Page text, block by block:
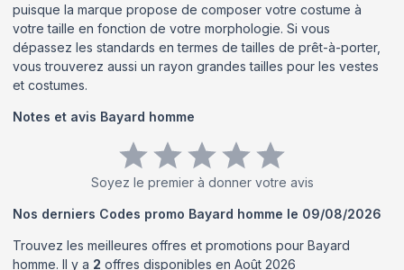
puisque la marque propose de composer votre costume à
votre taille en fonction de votre morphologie. Si vous
dépassez les standards en termes de tailles de prêt-à-porter,
vous trouverez aussi un rayon grandes tailles pour les vestes
et costumes.
Notes et avis Bayard homme
Soyez le premier à donner votre avis
Nos derniers Codes promo Bayard homme le 09/08/2026
Trouvez les meilleures offres et promotions pour Bayard
homme. Il y a 2 offres disponibles en Août 2026